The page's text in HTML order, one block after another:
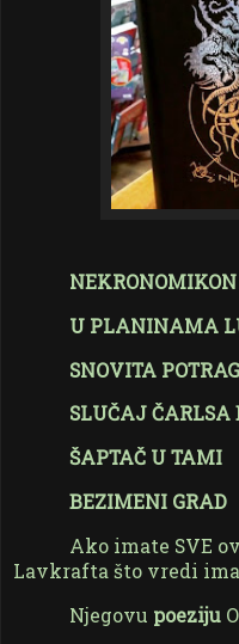
NEKRONOMIKON
U PLANINAMA
SNOVITA
SLUČAJ ČARLSA
ŠAPTAČ U TAMI
BEZIMENI GRAD
Ako imate SVE
Lavkrafta što vredi
Njegovu poeziju